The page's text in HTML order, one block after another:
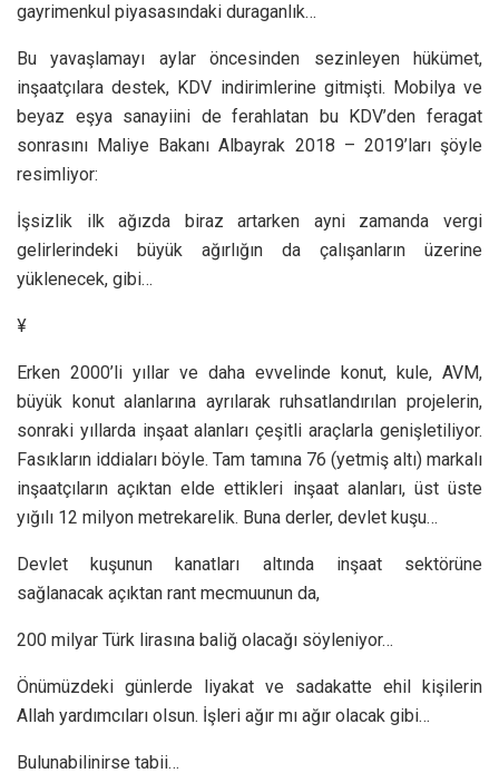
gayrimenkul piyasasındaki duraganlık…
Bu yavaşlamayı aylar öncesinden sezinleyen hükümet,
inşaatçılara destek, KDV indirimlerine gitmişti. Mobilya ve
beyaz eşya sanayiini de ferahlatan bu KDV’den feragat
sonrasını Maliye Bakanı Albayrak 2018 – 2019’ları şöyle
resimliyor:
İşsizlik ilk ağızda biraz artarken ayni zamanda vergi
gelirlerindeki büyük ağırlığın da çalışanların üzerine
yüklenecek, gibi…
¥
Erken 2000’li yıllar ve daha evvelinde konut, kule, AVM,
büyük konut alanlarına ayrılarak ruhsatlandırılan projelerin,
sonraki yıllarda inşaat alanları çeşitli araçlarla genişletiliyor.
Fasıkların iddiaları böyle. Tam tamına 76 (yetmiş altı) markalı
inşaatçıların açıktan elde ettikleri inşaat alanları, üst üste
yığılı 12 milyon metrekarelik. Buna derler, devlet kuşu…
Devlet kuşunun kanatları altında inşaat sektörüne
sağlanacak açıktan rant mecmuunun da,
200 milyar Türk lirasına baliğ olacağı söyleniyor…
Önümüzdeki günlerde liyakat ve sadakatte ehil kişilerin
Allah yardımcıları olsun. İşleri ağır mı ağır olacak gibi…
Bulunabilinirse tabii…